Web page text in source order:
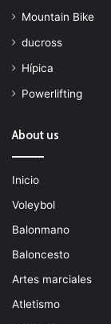
Mountain Bike
ducross
Hípica
Powerlifting
About us
Inicio
Voleybol
Balonmano
Baloncesto
Artes marciales
Atletismo